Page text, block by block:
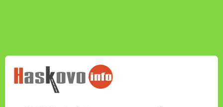
НОВИНИТЕ НА
HASKOVO.INFO